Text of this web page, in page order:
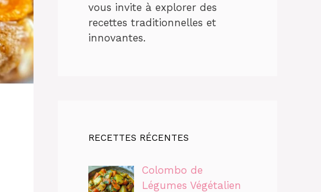
vous invite à explorer des
recettes traditionnelles et
innovantes.
RECETTES RÉCENTES
Colombo de
Légumes Végétalien